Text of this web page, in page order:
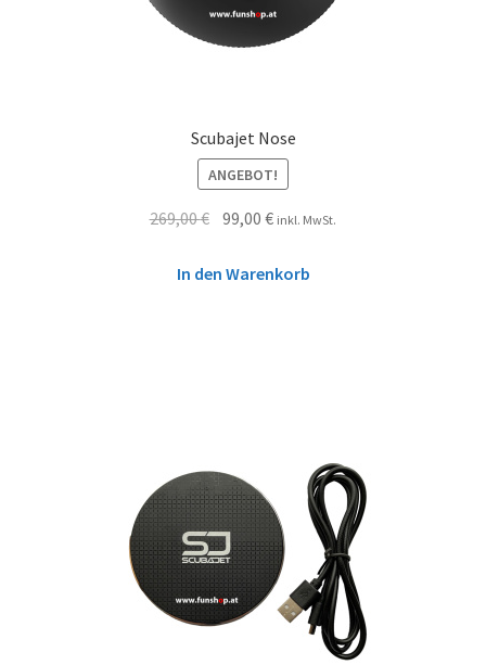
Scubajet Nose
ANGEBOT!
269,00€ 99,00€ inkl. MwSt.
In den Warenkorb